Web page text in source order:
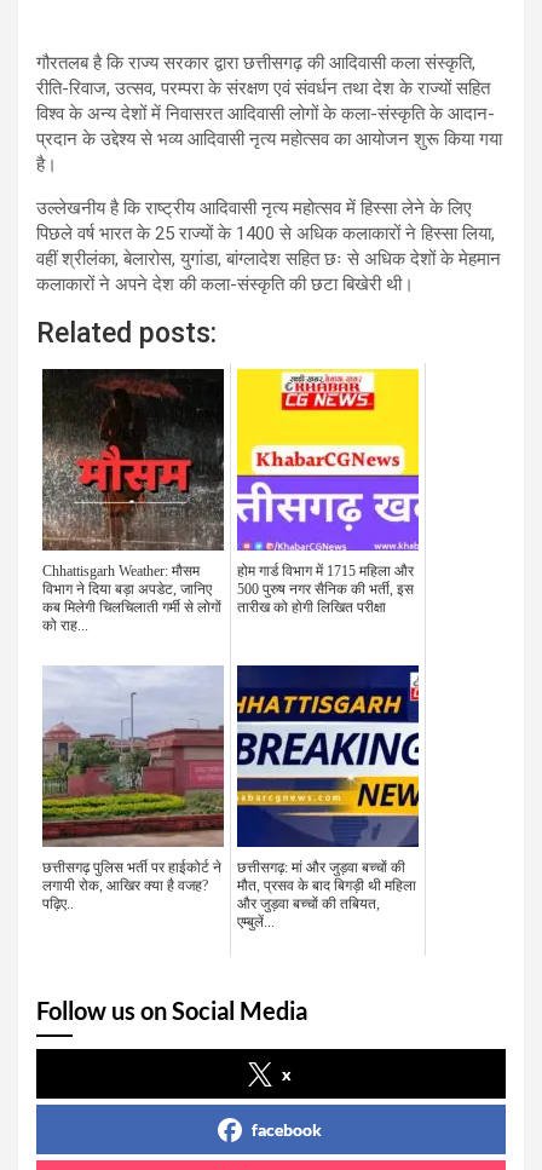
गौरतलब है कि राज्य सरकार द्वारा छत्तीसगढ़ की आदिवासी कला संस्कृति,
रीति-रिवाज, उत्सव, परम्परा के संरक्षण एवं संवर्धन तथा देश के राज्यों सहित
विश्व के अन्य देशों में निवासरत आदिवासी लोगों के कला-संस्कृति के आदान-
प्रदान के उद्देश्य से भव्य आदिवासी नृत्य महोत्सव का आयोजन शुरू किया गया
है।
उल्लेखनीय है कि राष्ट्रीय आदिवासी नृत्य महोत्सव में हिस्सा लेने के लिए
पिछले वर्ष भारत के 25 राज्यों के 1400 से अधिक कलाकारों ने हिस्सा लिया,
वहीं श्रीलंका, बेलारोस, युगांडा, बांग्लादेश सहित छः से अधिक देशों के मेहमान
कलाकारों ने अपने देश की कला-संस्कृति की छटा बिखेरी थी।
Related posts:
Chhattisgarh Weather: मौसम
विभाग ने दिया बड़ा अपडेट, जानिए
कब मिलेगी चिलचिलाती गर्मी से लोगों
को राह...
होम गार्ड विभाग में 1715 महिला और
500 पुरुष नगर सैनिक की भर्ती, इस
तारीख को होगी लिखित परीक्षा
छत्तीसगढ़ पुलिस भर्ती पर हाईकोर्ट ने
लगायी रोक, आखिर क्या है वजह?
पढ़िए..
छत्तीसगढ़: मां और जुड़वा बच्चों की
मौत, प्रसव के बाद बिगड़ी थी महिला
और जुड़वा बच्चों की तबियत,
एम्बुलें...
Follow us on Social Media
x
facebook